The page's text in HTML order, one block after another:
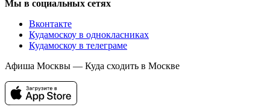
Мы в социальных сетях
Вконтакте
Кудамоскоу в однокласниках
Кудамоскоу в телеграме
Афиша Москвы — Куда сходить в Москве